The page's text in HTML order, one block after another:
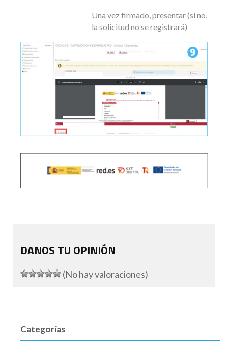
Una vez firmado, presentar (si no,
la solicitud no se registrará)
DANOS TU OPINIÓN
(No hay valoraciones)
Categorías